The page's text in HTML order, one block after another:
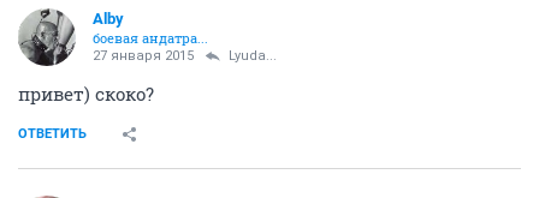
Alby
боевая андатра...
27 января 2015 Lyuda...
привет) скоко?
ОТВЕТИТЬ